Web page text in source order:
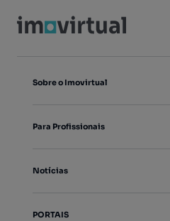
Sobre o Imovirtual
Para Profissionais
Notícias
PORTAIS